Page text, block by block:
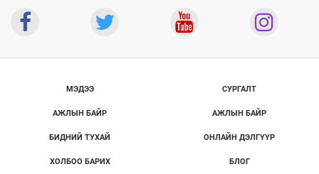
МЭДЭЭ
АЖЛЫН БАЙР
БИДНИЙ ТУХАЙ
ХОЛБОО БАРИХ
СУРГАЛТ
АЖЛЫН БАЙР
ОНЛАЙН ДЭЛГҮҮР
БЛОГ